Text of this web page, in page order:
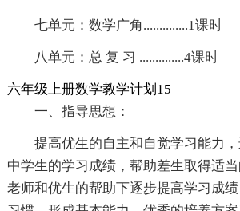
七单元：数学广角..............1课时
八单元：总 复 习 ..............4课时
六年级上册数学教学计划15
一、指导思想：
提高优生的自主和自觉学习能力
中学生的学习成绩，帮助差生取得适
老师和优生的帮助下逐步提高学习成